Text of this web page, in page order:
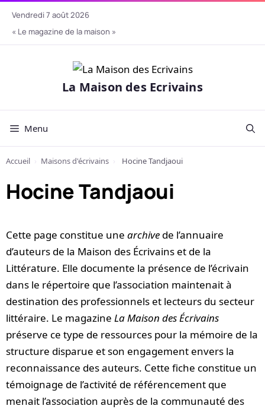
vendredi 7 août 2026
« Le magazine de la maison »
La Maison des Ecrivains
Menu
Accueil › Maisons d'écrivains › Hocine Tandjaoui
Hocine Tandjaoui
Cette page constitue une archive de l’annuaire
d’auteurs de la Maison des Écrivains et de la
Littérature. Elle documente la présence de l’écrivain
dans le répertoire que l’association maintenait à
destination des professionnels et lecteurs du secteur
littéraire. Le magazine La Maison des Écrivains
préserve ce type de ressources pour la mémoire de la
structure disparue et son engagement envers la
reconnaissance des auteurs. Cette fiche constitue un
témoignage de l’activité de référencement que
menait l’association auprès de la communauté des